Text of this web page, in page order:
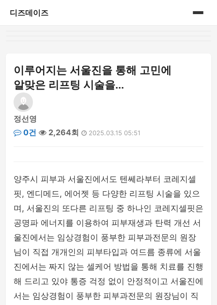
디즈데이즈
이루어지는 서울진을 통해 고민에
알맞은 리프팅 시술을...
정선영
0건
2,264회 2025.03.15 05:51
양주시 피부과 서울진에서도 텐쎄라부터 코레지셀
핏, 엔디메드, 에어젯 등 다양한 리프팅 시술을 있으
며, 서울진의 또다른 리프팅 중 하나인 코레지셀핏은
공명파 에너지를 이용하여 피부재생과 탄력 개선 서
울진에서는 임상경험이 풍부한 피부과전문의 원장
님이 직접 개개인의 피부타입과 여드름 종류에 서울
진에서는 짜지 않는 셀케어 방법을 통해 치료를 진행
해 드리고 있야 통증 걱정 없이 안정적이고 서울진에
서는 임상경험이 풍부한 피부과전문의 원장님이 직